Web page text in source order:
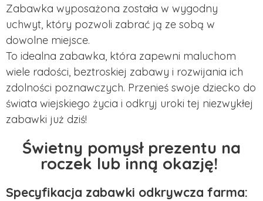
Zabawka wyposażona została w wygodny
uchwyt, który pozwoli zabrać ją ze sobą w
dowolne miejsce.
To idealna zabawka, która zapewni maluchom
wiele radości, beztroskiej zabawy i rozwijania ich
zdolności poznawczych. Przenieś swoje dziecko do
świata wiejskiego życia i odkryj uroki tej niezwykłej
zabawki już dziś!
Świetny pomysł prezentu na
roczek lub inną okazję!
Specyfikacja zabawki odkrywcza farma: